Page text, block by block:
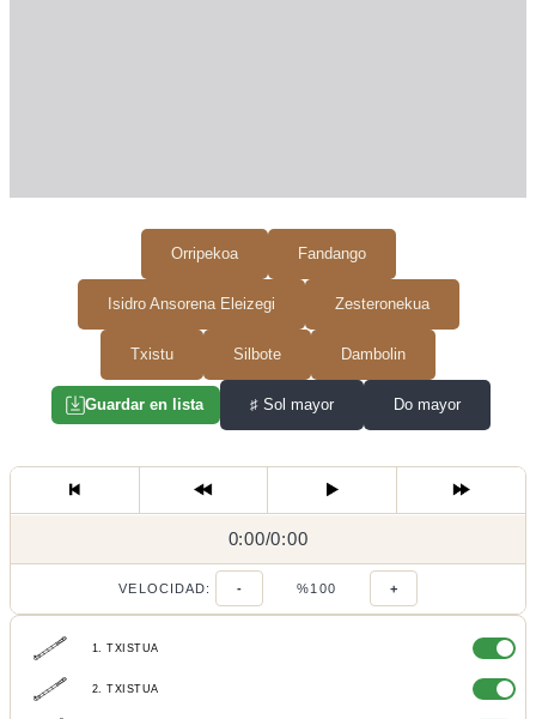
Orripekoa Fandango
Isidro Ansorena Eleizegi Zesteronekua
Txistu Silbote Dambolin
Guardar en lista ♯ Sol mayor Do mayor
0:00/
0:00/0:00
VELOCIDAD: - %100 +
1. TXISTUA
2. TXISTUA